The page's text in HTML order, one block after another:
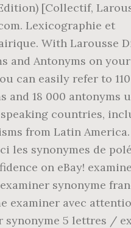
[Collectif,
Lexicographie et
With Larousse
and Antonyms on
can easily refer to
and 18 000 antonyms
countries,
from Latin America.
les synonymes de
on eBay!
synonyme
examiner avec
synonyme 5 lettres /